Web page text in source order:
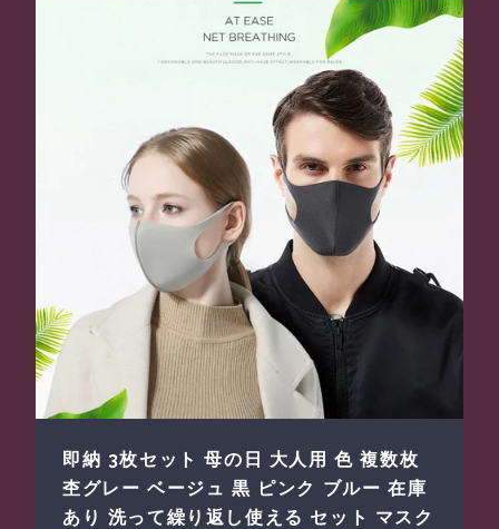
即納 3枚セット 母の日 大人用 色 複数枚
杢グレー ベージュ 黒 ピンク ブルー 在庫
あり 洗って繰り返し使える セット マスク